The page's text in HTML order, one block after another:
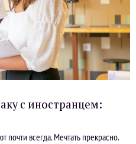
с иностранцем:
почти всегда. Мечтать прекрасно.